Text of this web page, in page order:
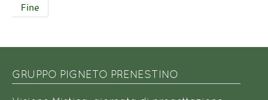
Fine
GRUPPO PIGNETO PRENESTINO